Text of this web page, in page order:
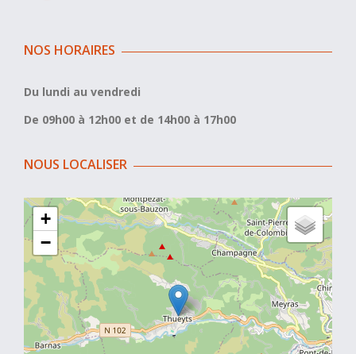
NOS HORAIRES
Du lundi au vendredi
De 09h00 à 12h00 et de 14h00 à 17h00
NOUS LOCALISER
+
−